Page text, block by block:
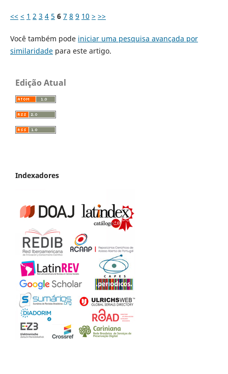
<< < 1 2 3 4 5 6 7 8 9 10 > >>
Você também pode iniciar uma pesquisa avançada por
similaridadepara este artigo.
Edição Atual
Indexadores